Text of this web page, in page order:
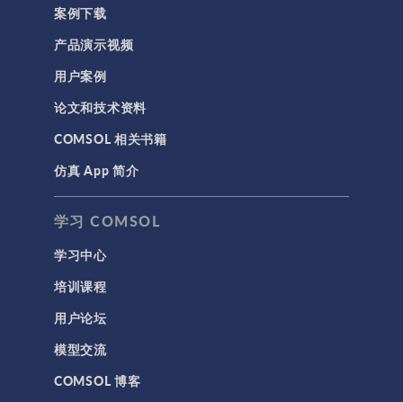
波动光学
等离子体物理
科学新闻
结构 & 声学
MEMS & 压电器件
声学与振动
岩土力学
材料模型
结构力学
结构动力学
API
代理模型
案例下载
产品演示视频
用户案例
论文和技术资料
COMSOL 相关书籍
仿真 App 简介
学习 COMSOL
学习中心
培训课程
用户论坛
模型交流
COMSOL 博客